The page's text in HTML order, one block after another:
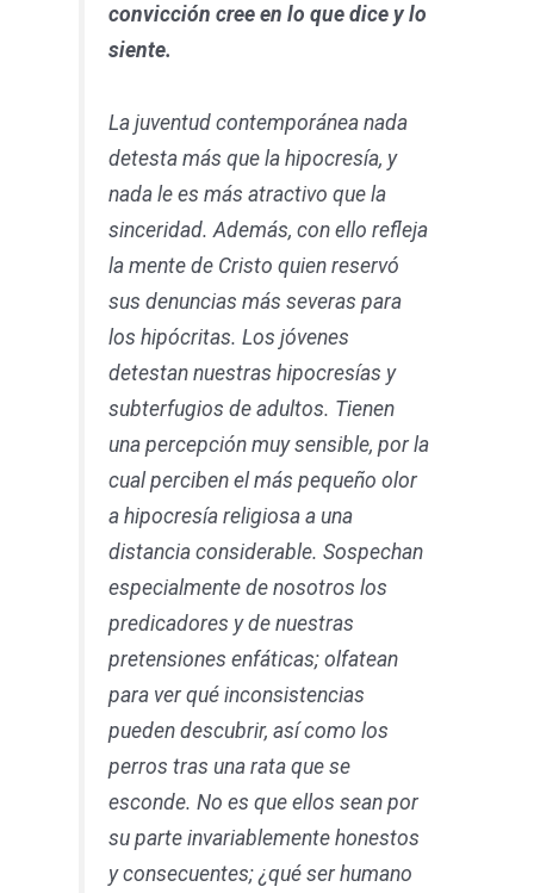
convicción cree en lo que dice y lo
siente.
La juventud contemporánea nada
detesta más que la hipocresía, y
nada le es más atractivo que la
sinceridad. Además, con ello refleja
la mente de Cristo quien reservó
sus denuncias más severas para
los hipócritas. Los jóvenes
detestan nuestras hipocresías y
subterfugios de adultos. Tienen
una percepción muy sensible, por la
cual perciben el más pequeño olor
a hipocresía religiosa a una
distancia considerable. Sospechan
especialmente de nosotros los
predicadores y de nuestras
pretensiones enfáticas; olfatean
para ver qué inconsistencias
pueden descubrir, así como los
perros tras una rata que se
esconde. No es que ellos sean por
su parte invariablemente honestos
y consecuentes; ¿qué ser humano